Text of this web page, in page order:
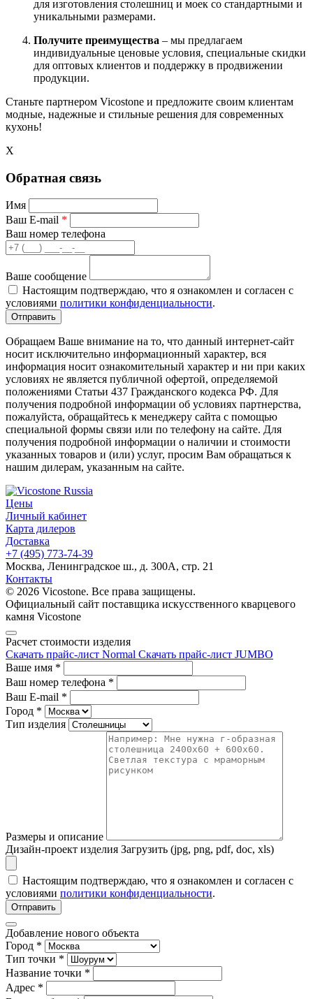
для изготовления столешниц и моек со стандартными и
уникальными размерами.
Получите преимущества – мы предлагаем
индивидуальные ценовые условия, специальные скидки
для оптовых клиентов и поддержку в продвижении
продукции.
Станьте партнером Vicostone и предложите своим клиентам
модные, надежные и стильные решения для современных
кухонь!
X
Обратная связь
Имя
Ваш E-mail *
Ваш номер телефона
Ваше сообщение
Настоящим подтверждаю, что я ознакомлен и согласен с
условиями политики конфиденциальности.
Обращаем Ваше внимание на то, что данный интернет-сайт
носит исключительно информационный характер, вся
информация носит ознакомительный характер и ни при каких
условиях не является публичной офертой, определяемой
положениями Статьи 437 Гражданского кодекса РФ. Для
получения подробной информации об условиях партнерства,
пожалуйста, обращайтесь к менеджеру сайта с помощью
специальной формы связи или по телефону на сайте. Для
получения подробной информации о наличии и стоимости
указанных товаров и (или) услуг, просим Вам обращаться к
нашим дилерам, указанным на сайте.
Цены
Личный кабинет
Карта дилеров
Доставка
+7 (495) 773-74-39
Москва, Ленинградское ш., д. 300А, стр. 21
Контакты
© 2026 Vicostone. Все права защищены.
Официальный сайт поставщика искусственного кварцевого
камня Vicostone
Расчет стоимости изделия
Скачать прайс-лист Normal Скачать прайс-лист JUMBO
Ваше имя *
Ваш номер телефона *
Ваш E-mail *
Город *
Тип изделия
Размеры и описание
Дизайн-проект изделия Загрузить (jpg, png, pdf, doc, xls)
Настоящим подтверждаю, что я ознакомлен и согласен с
условиями политики конфиденциальности.
Отправить
Добавление нового объекта
Город *
Тип точки *
Название точки *
Адрес *